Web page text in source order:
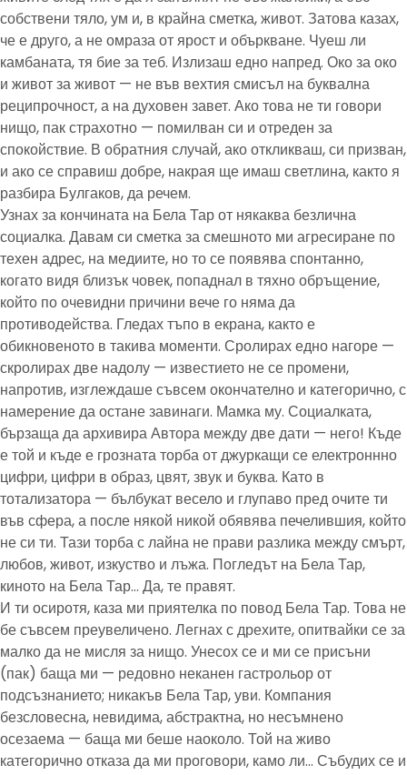
собствени тяло, ум и, в крайна сметка, живот. Затова казах,
че е друго, а не омраза от ярост и объркване. Чуеш ли
камбаната, тя бие за теб. Излизаш едно напред. Око за око
и живот за живот — не във вехтия смисъл на буквална
реципрочност, а на духовен завет. Ако това не ти говори
нищо, пак страхотно — помилван си и отреден за
спокойствие. В обратния случай, ако откликваш, си призван,
и ако се справиш добре, накрая ще имаш светлина, както я
разбира Булгаков, да речем.
Узнах за кончината на Бела Тар от някаква безлична
социалка. Давам си сметка за смешното ми агресиране по
техен адрес, на медиите, но то се появява спонтанно,
когато видя близък човек, попаднал в тяхно обръщение,
който по очевидни причини вече го няма да
противодейства. Гледах тъпо в екрана, както е
обикновеното в такива моменти. Сролирах едно нагоре —
скролирах две надолу — известието не се промени,
напротив, изглеждаше съвсем окончателно и категорично, с
намерение да остане завинаги. Мамка му. Социалката,
бързаща да архивира Автора между две дати — него! Къде
е той и къде е грозната торба от джуркащи се електроннно
цифри, цифри в образ, цвят, звук и буква. Като в
тотализатора — бълбукат весело и глупаво пред очите ти
във сфера, а после някой никой обявява печелившия, който
не си ти. Тази торба с лайна не прави разлика между смърт,
любов, живот, изкуство и лъжа. Погледът на Бела Тар,
киното на Бела Тар… Да, те правят.
И ти осиротя, каза ми приятелка по повод Бела Тар. Това не
бе съвсем преувеличено. Легнах с дрехите, опитвайки се за
малко да не мисля за нищо. Унесох се и ми се присъни
(пак) баща ми — редовно неканен гастрольор от
подсъзнанието; никакъв Бела Тар, уви. Компания
безсловесна, невидима, абстрактна, но несъмнено
осезаема — баща ми беше наоколо. Той на живо
категорично отказа да ми проговори, камо ли… Събудих се и